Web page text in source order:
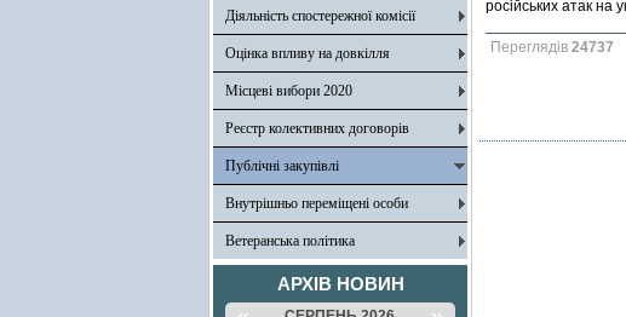
Діяльність спостережної комісії
Оцінка впливу на довкілля
Місцеві вибори 2020
Реєстр колективних договорів
Публічні закупівлі
Внутрішньо переміщені особи
Ветеранська політика
АРХІВ НОВИН
російських атак на
Переглядів 24737